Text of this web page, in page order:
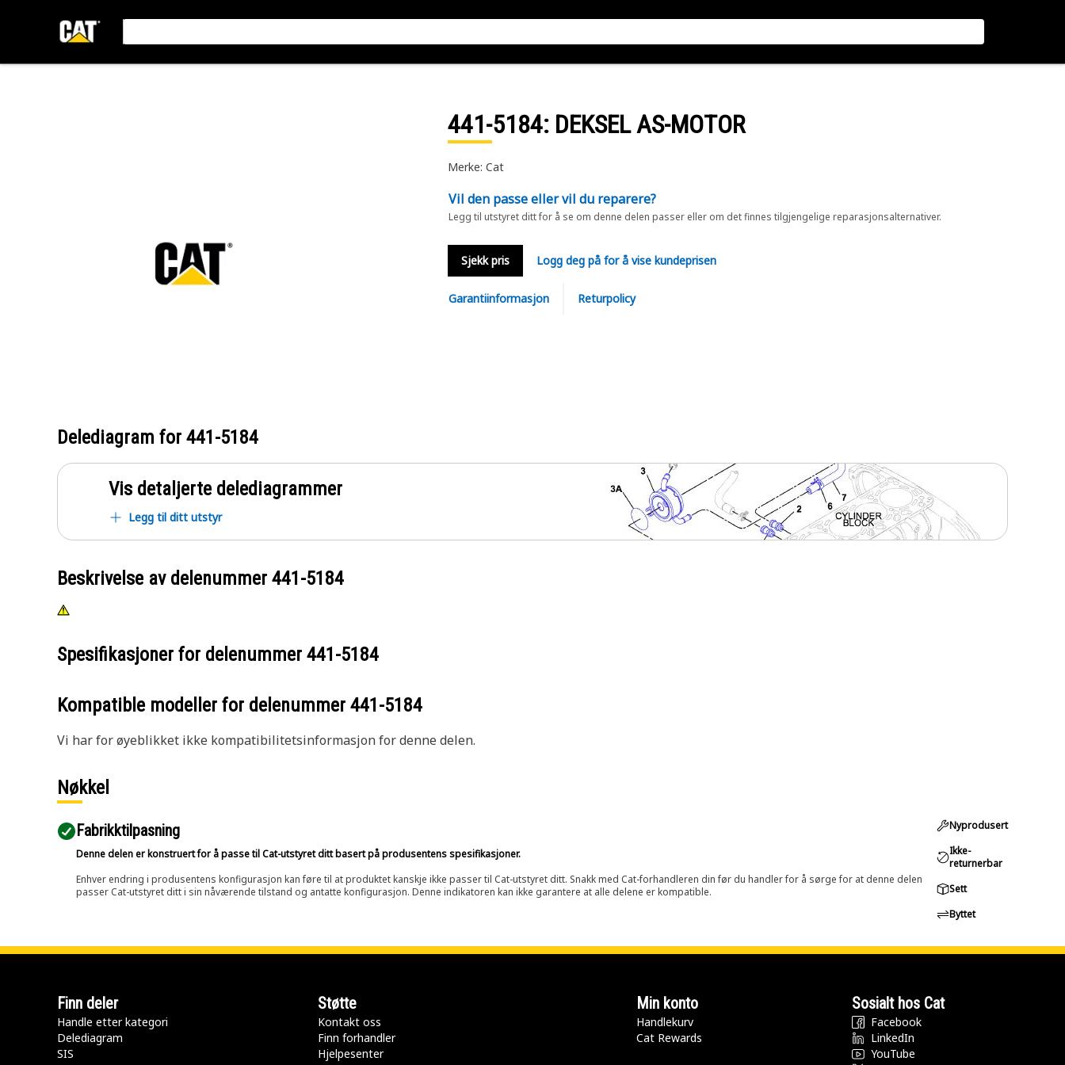
441-5184: DEKSEL AS-MOTOR
Merke: Cat
Vil den passe eller vil du reparere?
Legg til utstyret ditt for å se om denne delen passer eller om det finnes tilgjengelige reparasjonsalternativer.
Sjekk pris Logg deg på for å vise kundeprisen
Garantiinformasjon Returpolicy
Delediagram for 441-5184
Vis detaljerte delediagrammer
Legg til ditt utstyr
Beskrivelse av delenummer 441-5184
Spesifikasjoner for delenummer 441-5184
Kompatible modeller for delenummer 441-5184
Vi har for øyeblikket ikke kompatibilitetsinformasjon for denne delen.
Nøkkel
Fabrikktilpasning
Denne delen er konstruert for å passe til Cat-utstyret ditt basert på produsentens spesifikasjoner.
Enhver endring i produsentens konfigurasjon kan føre til at produktet kanskje ikke passer til Cat-utstyret ditt. Snakk med Cat-forhandleren din før du handler for å sørge for at denne delen
passer Cat-utstyret ditt i sin nåværende tilstand og antatte konfigurasjon. Denne indikatoren kan ikke garantere at alle delene er kompatible.
Nyprodusert
Ikke-
returnerbar
Sett
Byttet
Finn deler
Handle etter kategori
Delediagram
SIS
Støtte
Kontakt oss
Finn forhandler
Hjelpesenter
Min konto
Handlekurv
Cat Rewards
Sosialt hos Cat
Facebook
LinkedIn
YouTube